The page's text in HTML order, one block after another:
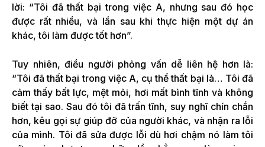
lời: “Tôi đã thất bại trong việc A, nhưng sau đó học
được rất nhiều, và lần sau khi thực hiện một dự án
khác, tôi làm được tốt hơn”.
Tuy nhiên, điều người phỏng vấn dễ liên hệ hơn là:
“Tôi đã thất bại trong việc A, cụ thể thất bại là… Tôi đã
cảm thấy bất lực, mệt mỏi, hơi mất bình tĩnh và không
biết tại sao. Sau đó tôi đã trấn tĩnh, suy nghĩ chín chắn
hơn, kêu gọi sự giúp đỡ của người khác, và nhận ra lỗi
của mình. Tôi đã sửa được lỗi dù hơi chậm nó làm tôi